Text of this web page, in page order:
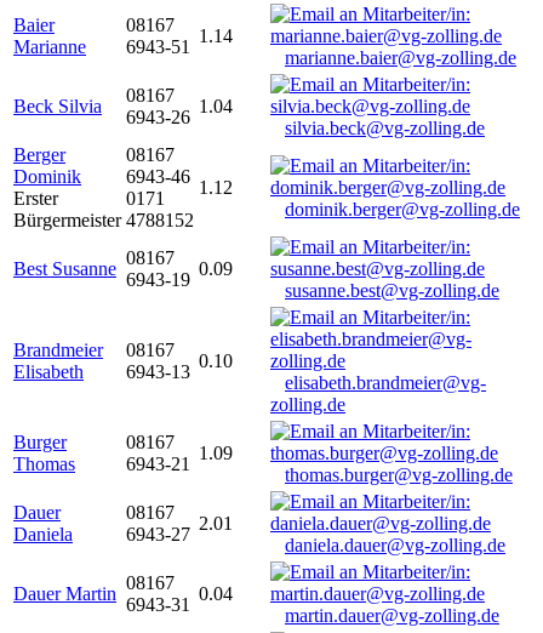
Baier
Marianne
08167
6943-51
1.14
marianne.baier@vg-zolling.de
Beck Silvia
08167
6943-26
1.04
silvia.beck@vg-zolling.de
Berger
Dominik
Erster
Bürgermeister
08167
6943-46
0171
4788152
1.12
dominik.berger@vg-zolling.de
Best Susanne
08167
6943-19
0.09
susanne.best@vg-zolling.de
Brandmeier
Elisabeth
08167
6943-13
0.10
elisabeth.brandmeier@vg-
zolling.de
Burger
Thomas
08167
6943-21
1.09
thomas.burger@vg-zolling.de
Dauer
Daniela
08167
6943-27
2.01
daniela.dauer@vg-zolling.de
Dauer Martin
08167
6943-31
0.04
martin.dauer@vg-zolling.de